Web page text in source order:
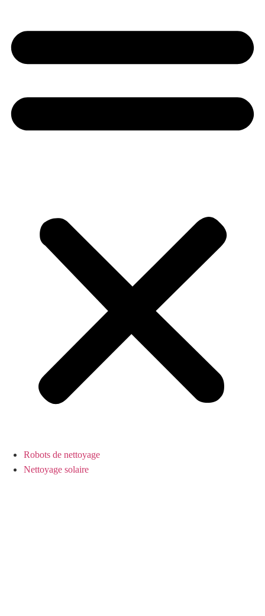
Robots de nettoyage
Nettoyage solaire